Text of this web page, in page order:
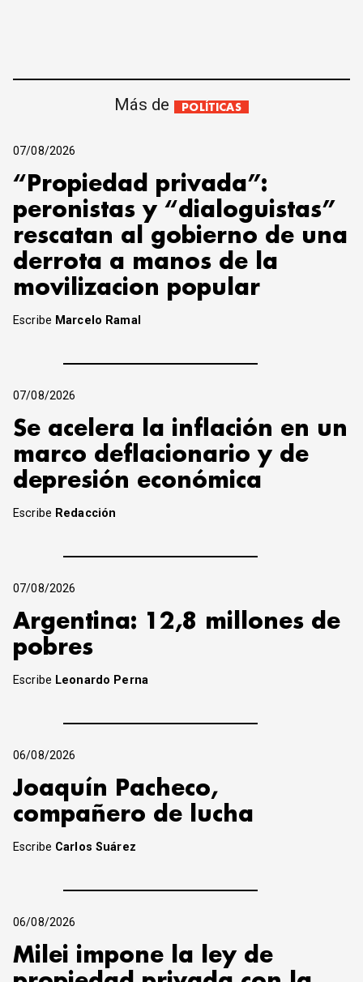
Más de POLÍTICAS
07/08/2026
“Propiedad privada”:
peronistas y “dialoguistas”
rescatan al gobierno de una
derrota a manos de la
movilizacion popular
Escribe Marcelo Ramal
07/08/2026
Se acelera la inflación en un
marco deflacionario y de
depresión económica
Escribe Redacción
07/08/2026
Argentina: 12,8 millones de
pobres
Escribe Leonardo Perna
06/08/2026
Joaquín Pacheco,
compañero de lucha
Escribe Carlos Suárez
06/08/2026
Milei impone la ley de